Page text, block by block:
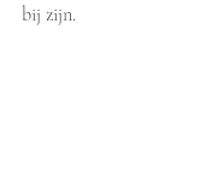
bij zijn.